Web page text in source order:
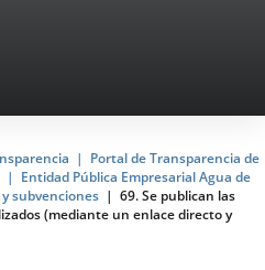
Portal de Transparencia de
Entidad Pública Empresarial Agua de
subvenciones
69. Se publican las
(mediante un enlace directo y